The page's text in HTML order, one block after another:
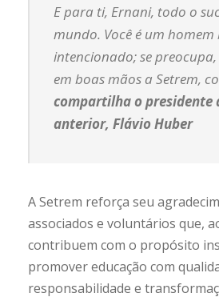
E para ti, Ernani, todo o
mundo. Você é um homem
intencionado; se preocupa,
em boas mãos a Setrem,
compartilha o presidente
anterior, Flávio Huber
A Setrem reforça seu
associados e voluntários que,
contribuem com o propósito
promover educação com
responsabilidade e